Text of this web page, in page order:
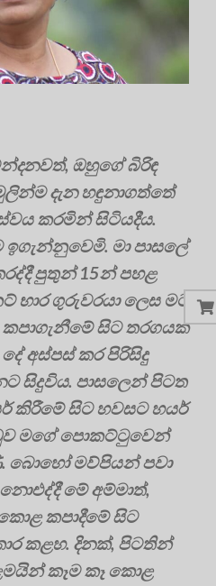
ඔහුගේ බිරිඳ
දැන හඳුනාගත්තේ
කරමින් සිටියදීය.
මා පාසලේ
පුතුන් 15න් පහළ
භාර ගුරුවරයා ලෙස මට
සිට තරගයක්
අස්පස් කර පිරිසිදු
සිදුවිය. පාසලෙන් පිටත
කිරීමේ සිට හවසට හයර්
මගේ පොකට්ටුවෙන්
බොහෝ මව්පියන් පවා
මේ අම්මාත්,
කපාදීමේ සිට
කළහ. දිනක්, පිටතින්
කෑම කෑ කොළ